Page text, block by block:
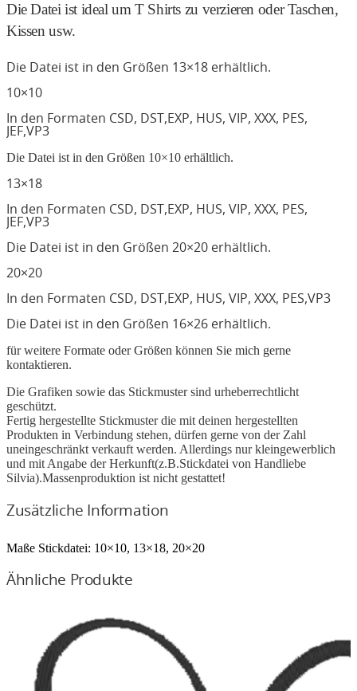
Die Datei ist ideal um T Shirts zu verzieren oder Taschen,
Kissen usw.
Die Datei ist in den Größen 13×18 erhältlich.
10×10
In den Formaten CSD, DST,EXP, HUS, VIP, XXX, PES,
JEF,VP3
Die Datei ist in den Größen 10×10 erhältlich.
13×18
In den Formaten CSD, DST,EXP, HUS, VIP, XXX, PES,
JEF,VP3
Die Datei ist in den Größen 20×20 erhältlich.
20×20
In den Formaten CSD, DST,EXP, HUS, VIP, XXX, PES,VP3
Die Datei ist in den Größen 16×26 erhältlich.
für weitere Formate oder Größen können Sie mich gerne
kontaktieren.
Die Grafiken sowie das Stickmuster sind urheberrechtlicht
geschützt.
Fertig hergestellte Stickmuster die mit deinen hergestellten
Produkten in Verbindung stehen, dürfen gerne von der Zahl
uneingeschränkt verkauft werden. Allerdings nur kleingewerblich
und mit Angabe der Herkunft(z.B.Stickdatei von Handliebe
Silvia).Massenproduktion ist nicht gestattet!
Zusätzliche Information
Maße Stickdatei: 10×10, 13×18, 20×20
Ähnliche Produkte